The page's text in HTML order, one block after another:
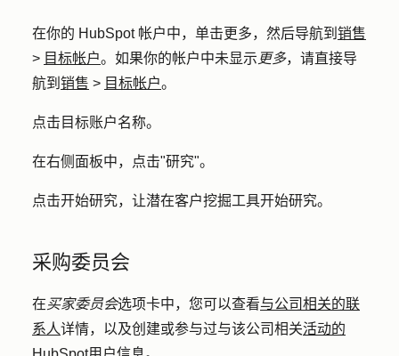
在你的 HubSpot 帐户中，单击更多，然后导航到 销售
> 目标帐户。如果你的帐户中未显示 更多，请直接导
航到 销售 > 目标帐户。
点击 目标账户名称。
在右侧面板中，点击"研究"。
点击开始研究，让潜在客户挖掘工具开始研究。
采购委员会
在买家委员会选项卡中，您可以查看与公司相关的联
系人详情，以及创建或参与过与该公司相关活动的